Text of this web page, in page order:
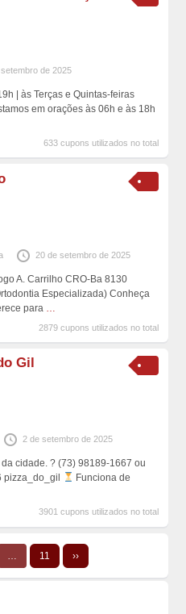
de 2025
| às Terças e Quintas-feiras
em orações às 06h e às 18h
633 cupons utilizados no total
20 de setembro de 2025
A. Carrilho CRO-Ba 8130
Especializada) Conheça
para
2879 cupons utilizados no total
Gil
2 de setembro de 2025
cidade. ? (73) 98189-1667 ou
Funciona de
3901 cupons utilizados no total
11 ››